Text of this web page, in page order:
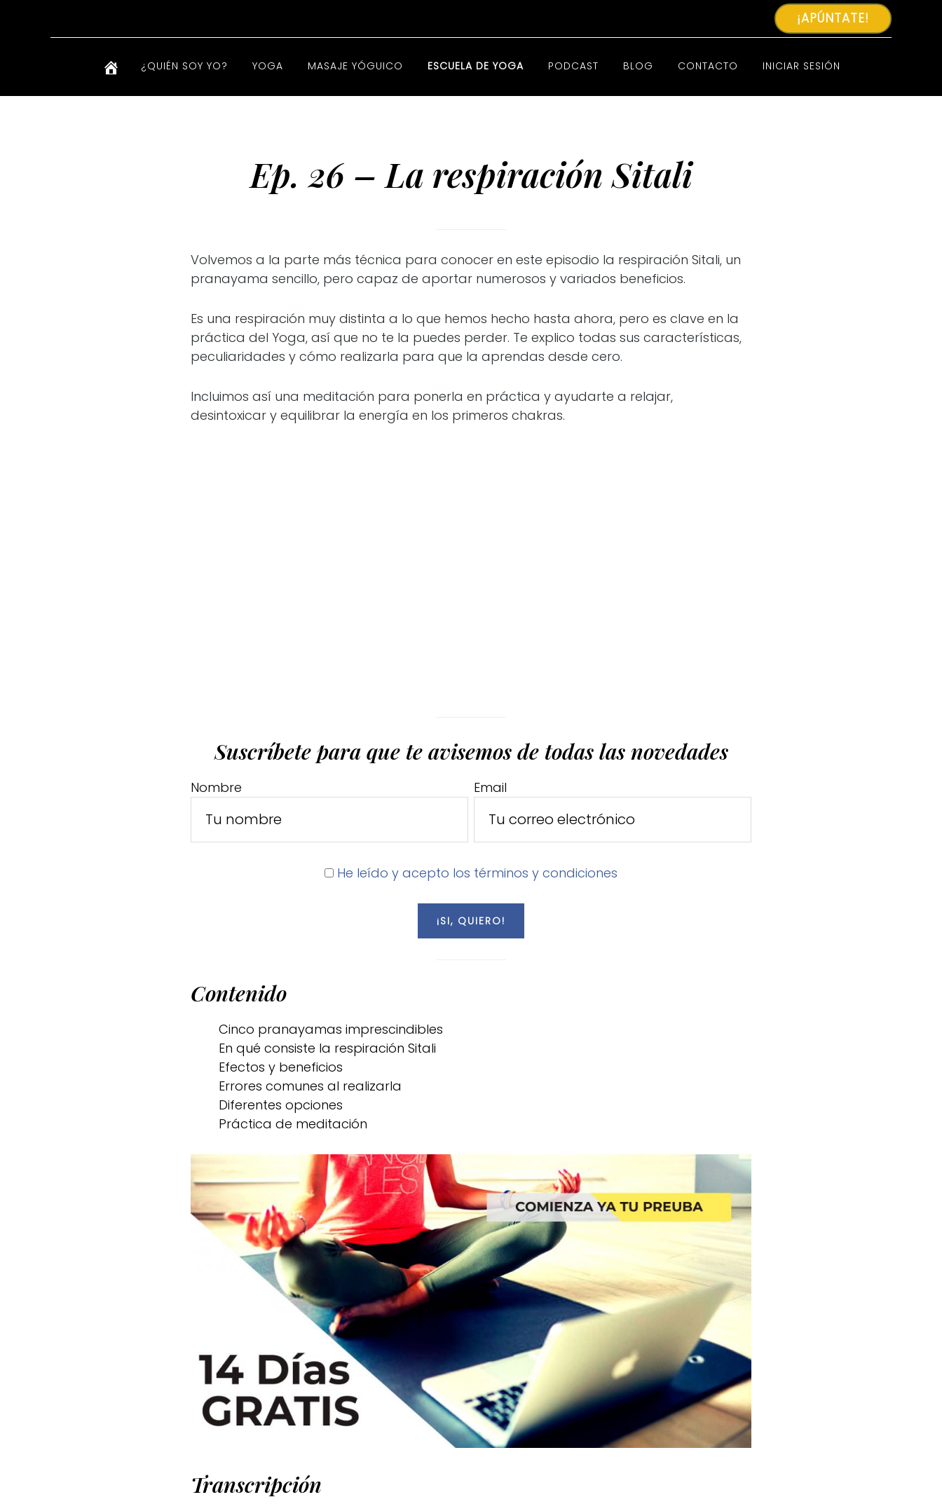
¡APÚNTATE!
¿QUIÉN SOY YO? YOGA MASAJE YÓGUICO ESCUELA DE YOGA PODCAST BLOG CONTACTO INICIAR SESIÓN
Ep. 26 – La respiración Sitali
Volvemos a la parte más técnica para conocer en este episodio la respiración Sitali, un
pranayama sencillo, pero capaz de aportar numerosos y variados beneficios.
Es una respiración muy distinta a lo que hemos hecho hasta ahora, pero es clave en la
práctica del Yoga, así que no te la puedes perder. Te explico todas sus características,
peculiaridades y cómo realizarla para que la aprendas desde cero.
Incluimos así una meditación para ponerla en práctica y ayudarte a relajar,
desintoxicar y equilibrar la energía en los primeros chakras.
Suscríbete para que te avisemos de todas las novedades
Nombre Email
He leído y acepto los términos y condiciones
Contenido
Cinco pranayamas imprescindibles
En qué consiste la respiración Sitali
Efectos y beneficios
Errores comunes al realizarla
Diferentes opciones
Práctica de meditación
Transcripción